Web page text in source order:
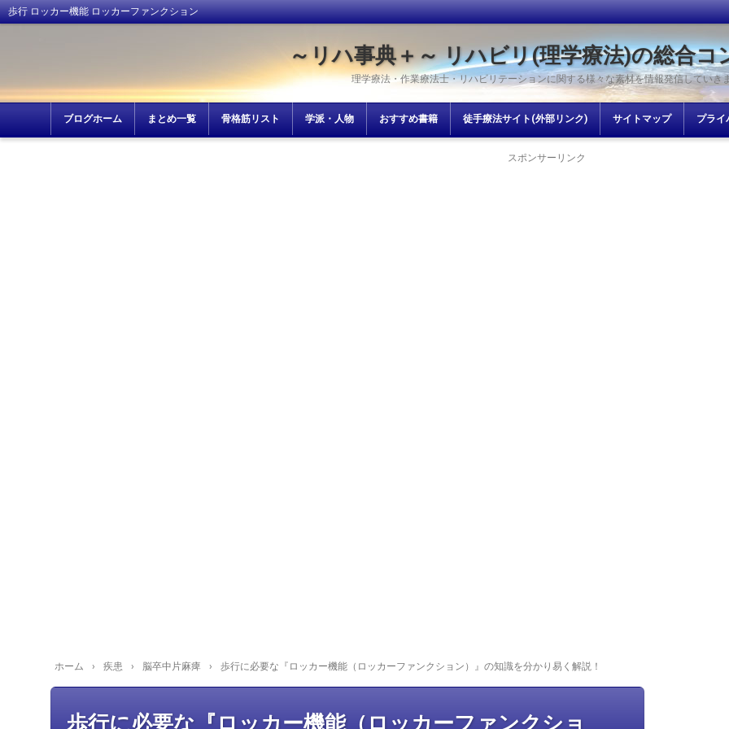
歩行 ロッカー機能 ロッカーファンクション
～リハ事典＋～ リハビリ(理学療法)の総合コ
理学療法・作業療法士・リハビリテーションに関する様々な素材を情報発信していき
ブログホーム まとめ一覧 骨格筋リスト 学派・人物 おすすめ書籍 徒手療法サイト(外部リンク) サイトマップ プライ
スポンサーリンク
ホーム › 疾患 › 脳卒中片麻痺 › 歩行に必要な『ロッカー機能（ロッカーファンクション）』の知識を分かり易く解説！
歩行に必要な『ロッカー機能（ロッカーファンクショ